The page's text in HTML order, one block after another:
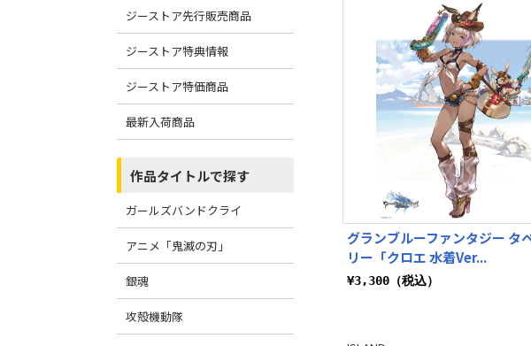
ジーストア先行販売商品
ジーストア特典情報
ジーストア特価商品
最新入荷商品
作品タイトルで探す
ガールズバンドクライ
アニメ「鬼滅の刃」
銀魂
攻殻機動隊
グランブルーファンタジー タ
リー「クロエ 水着Ver...
¥3,300（税込）